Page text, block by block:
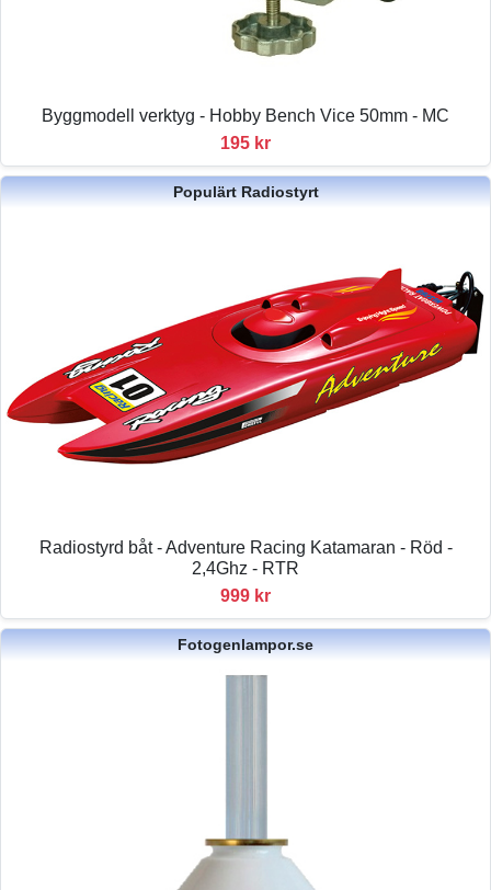
Byggmodell verktyg - Hobby Bench Vice 50mm - MC
195 kr
Populärt Radiostyrt
Radiostyrd båt - Adventure Racing Katamaran - Röd -
2,4Ghz - RTR
999 kr
Fotogenlampor.se